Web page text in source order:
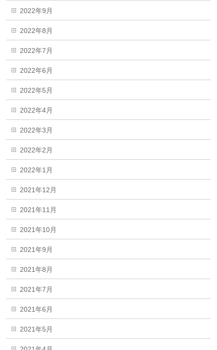
2022年9月
2022年8月
2022年7月
2022年6月
2022年5月
2022年4月
2022年3月
2022年2月
2022年1月
2021年12月
2021年11月
2021年10月
2021年9月
2021年8月
2021年7月
2021年6月
2021年5月